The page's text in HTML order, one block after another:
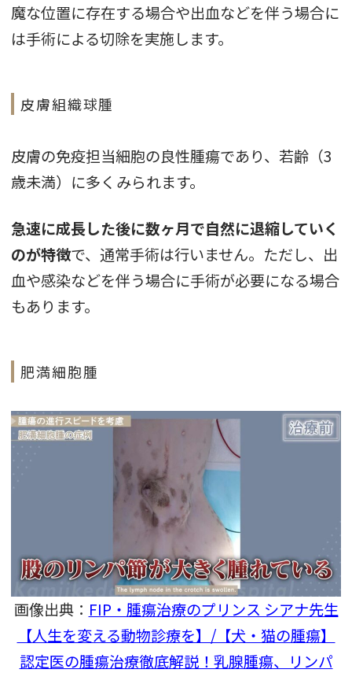
魔な位置に存在する場合や出血などを伴う場合に
は手術による切除を実施します。
皮膚組織球腫
皮膚の免疫担当細胞の良性腫瘍であり、若齢（3
歳未満）に多くみられます。
急速に成長した後に数ヶ月で自然に退縮していく
のが特徴で、通常手術は行いません。ただし、出
血や感染などを伴う場合に手術が必要になる場合
もあります。
肥満細胞腫
画像出典： FIP・腫瘍治療のプリンス シアナ先生
【人生を変える動物診療を】/【犬・猫の腫瘍】
認定医の腫瘍治療徹底解説！乳腺腫瘍、リンパ